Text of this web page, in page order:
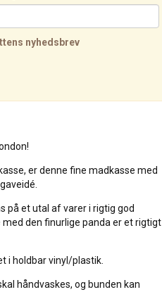
nyhedsbrev
er denne fine madkasse med
på et utal af varer i rigtig god
den finurlige panda er et rigtigt
i holdbar vinyl/plastik.
håndvaskes, og bunden kan